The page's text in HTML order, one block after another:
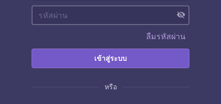
visibility_off
ลืมรหัสผ่าน
เข้าสู่ระบบ
หรือ